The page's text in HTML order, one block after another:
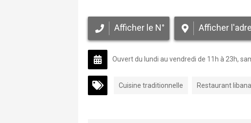
Afficher le N° Afficher
Ouvert du lundi au vendredi de 11h à 23h,
Cuisine traditionnelle Restaurant